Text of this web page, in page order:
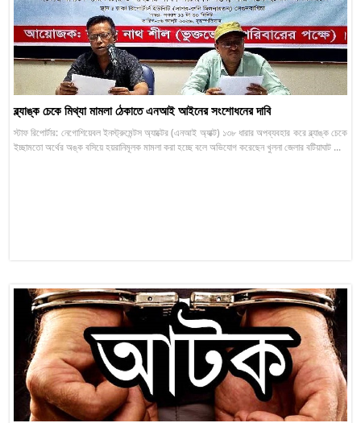
ব্ল্যাঙ্ক চেকে মিথ্যা মামলা ঠেকাতে এনআই আইনের সংশোধনের দাবি
স্টাফ রিপোর্টার: নেগোশিয়েবল ইনস্ট্রুমেন্টস অ্যাক্টের (এনআই অ্যাক্ট) ১৩৮ ধারার অপব্যবহার করে ব্ল্যাঙ্ক চেকে
ইচ্ছামতো অর্থের অঙ্ক বসিয়ে হয়রানিমূলক মামলা করা হচ্ছে বলে অভিযোগ করেছেন খুলনা জেলার বটিয়াঘাট ...